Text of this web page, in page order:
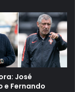
José
e Fernando